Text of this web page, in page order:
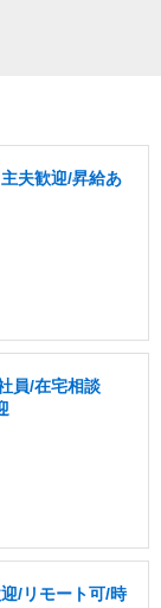
夫歓迎/昇給あ
員/在宅相談
/リモート可/時